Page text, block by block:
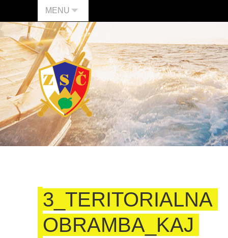
MENU
3_TERITORIALNA
OBRAMBA_KAJ